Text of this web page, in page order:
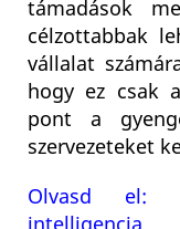
támadások
célzottabbak
vállalat
hogy ez csak
pont a
szervezeteket
Olvasd el: